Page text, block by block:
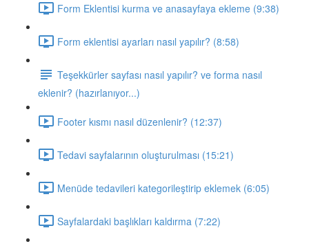
Form Eklentisi kurma ve anasayfaya ekleme (9:38)
Form eklentisi ayarları nasıl yapılır? (8:58)
Teşekkürler sayfası nasıl yapılır? ve forma nasıl
eklenir? (hazırlanıyor...)
Footer kısmı nasıl düzenlenir? (12:37)
Tedavi sayfalarının oluşturulması (15:21)
Menüde tedavileri kategorileştirip eklemek (6:05)
Sayfalardaki başlıkları kaldırma (7:22)